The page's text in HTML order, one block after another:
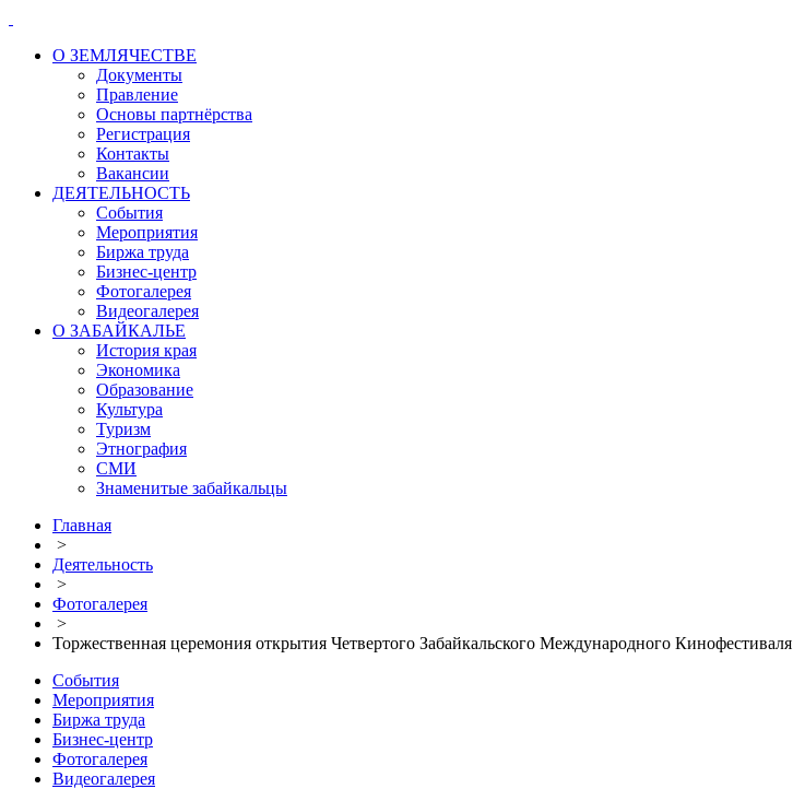
О ЗЕМЛЯЧЕСТВЕ
Документы
Правление
Основы партнёрства
Регистрация
Контакты
Вакансии
ДЕЯТЕЛЬНОСТЬ
События
Мероприятия
Биржа труда
Бизнес-центр
Фотогалерея
Видеогалерея
О ЗАБАЙКАЛЬЕ
История края
Экономика
Образование
Культура
Туризм
Этнография
СМИ
Знаменитые забайкальцы
Главная
>
Деятельность
>
Фотогалерея
>
Торжественная церемония открытия Четвертого Забайкальского Международного Кинофестиваля
События
Мероприятия
Биржа труда
Бизнес-центр
Фотогалерея
Видеогалерея